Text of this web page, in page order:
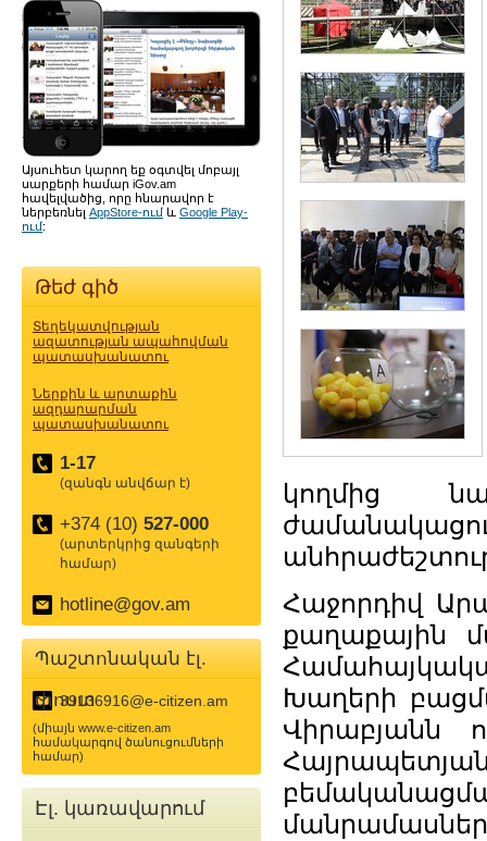
Այսուհետ կարող եք օգտվել մոբայլ
սարքերի համար iGov.am
հավելվածից, որը հնարավոր է
ներբեռնել AppStore-ում և Google Play-
ում:
Թեժ գիծ
Տեղեկատվության
ազատության ապահովման
պատասխանատու
Ներքին և արտաքին
ազդարարման
պատասխանատու
1-17
(զանգն անվճար է)
+374 (10) 527-000
(արտերկրից զանգերի
համար)
hotline@gov.am
Պաշտոնական էլ.
փոստ
39136916@e-citizen.am
(միայն www.e-citizen.am
համակարգով ծանուցումների
համար)
Էլ. կառավարում
կողմից
Հաջորդիվ
քաղաքային
Խաղերի
Վիրաբյանն